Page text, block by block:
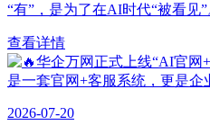
“有”，是为了在AI时代“被看见
查看详情
2026-07-20